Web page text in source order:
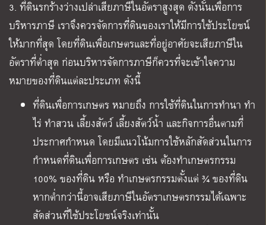
3. ที่ดินรกร้างว่างเปล่าเสียภาษีในอัตราสูงสุด ดังนั้นเพื่อการ
บริหารภาษี เราจึงควรจัดการที่ดินของเราให้มีการใช้ประโยชน์
ให้มากที่สุด โดยที่ดินเพื่อเกษตรและที่อยู่อาศัยจะเสียภาษีใน
อัตราที่ต่ำสุด ก่อนบริหารจัดการภาษีก็ควรที่จะเข้าใจความ
หมายของที่ดินแต่ละประเภท ดังนี้
ที่ดินเพื่อการเกษตร หมายถึง การใช้ที่ดินในการทำนา ทำ
ไร่ ทำสวน เลี้ยงสัตว์ เลี้ยงสัตว์น้ำ และกิจการอื่นตามที่
ประกาศกำหนด โดยมีแนวโน้มการใช้หลักสัดส่วนในการ
กำหนดที่ดินเพื่อการเกษตร เช่น ต้องทำเกษตรกรรม
100% ของที่ดิน หรือ ทำเกษตรกรรมตั้งแต่ ¾ ของที่ดิน
หากต่ำกว่านี้อาจเสียภาษีในอัตราเกษตรกรรมได้เฉพาะ
สัดส่วนที่ใช้ประโยชน์จริงเท่านั้น